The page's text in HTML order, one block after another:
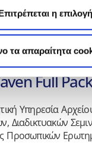
η επιλογή
τα απαραίτητα
Full Pack
Υπηρεσία
Διαδικτυακών
Προσωπικών